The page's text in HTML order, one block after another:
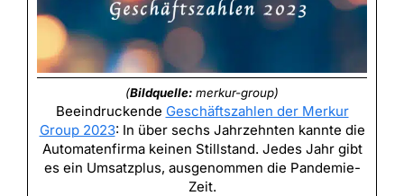
(Bildquelle: merkur-group)
Beeindruckende Geschäftszahlen der Merkur
Group 2023: In über sechs Jahrzehnten kannte die
Automatenfirma keinen Stillstand. Jedes Jahr gibt
es ein Umsatzplus, ausgenommen die Pandemie-
Zeit.